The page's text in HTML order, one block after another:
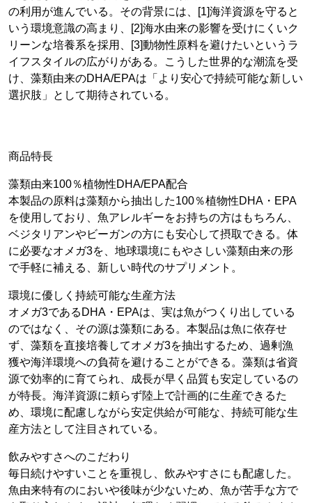
の利用が進んでいる。その背景には、[1]海洋資源を守ると
いう環境意識の高まり、[2]海水由来の影響を受けにくいク
リーンな培養系を採用、[3]動物性原料を避けたいというラ
イフスタイルの広がりがある。こうした世界的な潮流を受
け、藻類由来のDHA/EPAは「より安心で持続可能な新しい
選択肢」として期待されている。
商品特長
藻類由来100％植物性DHA/EPA配合
本製品の原料は藻類から抽出した100％植物性DHA・EPA
を使用しており、魚アレルギーをお持ちの方はもちろん、
ベジタリアンやビーガンの方にも安心して摂取できる。体
に必要なオメガ3を、地球環境にもやさしい藻類由来の形
で手軽に補える、新しい時代のサプリメント。
環境に優しく持続可能な生産方法
オメガ3であるDHA・EPAは、実は魚がつくり出している
のではなく、その源は藻類にある。本製品は魚に依存せ
ず、藻類を直接培養してオメガ3を抽出するため、過剰漁
獲や海洋環境への負荷を避けることができる。藻類は省資
源で効率的に育てられ、成長が早く品質も安定しているの
が特長。海洋資源に頼らず陸上で計画的に生産できるた
め、環境に配慮しながら安定供給が可能な、持続可能な生
産方法として注目されている。
飲みやすさへのこだわり
毎日続けやすいことを重視し、飲みやすさにも配慮した。
魚由来特有のにおいや後味が少ないため、魚が苦手な方で